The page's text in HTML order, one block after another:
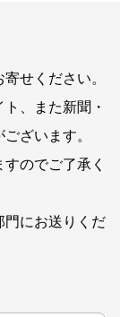
せください。
、また新聞・
ざいます。
のでご了承く
門にお送りくだ